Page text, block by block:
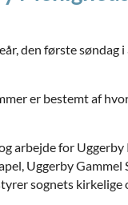
den første søndag
er bestemt af
arbejde for
Uggerby
sognets kirkelige